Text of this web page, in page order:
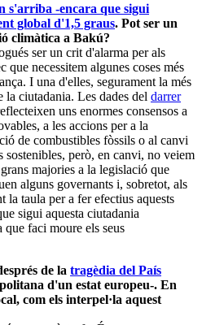
s'arriba -encara que sigui
global d'1,5 graus. Pot ser un
climàtica a Bakú?
ser un crit d'alarma per als
que necessitem algunes coses més
I una d'elles, segurament la més
ciutadania. Les dades del darrer
uns enormes consensos a
a les accions per a la
de combustibles fòssils o al canvi
sostenibles, però, en canvi, no veiem
majories a la legislació que
alguns governants i, sobretot, als
la taula per a fer efectius aquests
sigui aquesta ciutadania
faci moure els seus
de la tragèdia del País
d'un estat europeu-. En
com els interpel·la aquest